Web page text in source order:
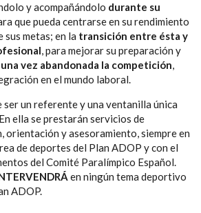
y acompañándolo durante su
que pueda centrarse en su rendimiento
sus metas; en la transición entre ésta y
, para mejorar su preparación y
una vez abandonada la competición,
en el mundo laboral.
ser un referente y una ventanilla única
ella se prestarán servicios de
orientación y asesoramiento, siempre en
de deportes del Plan ADOP y con el
del Comité Paralímpico Español.
en ningún tema deportivo
ADOP.